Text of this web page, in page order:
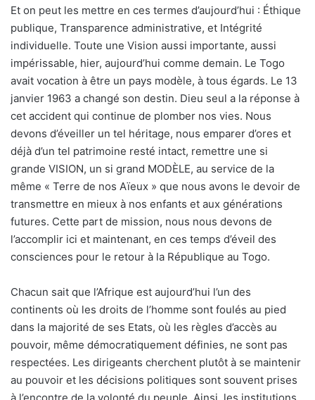
Et on peut les mettre en ces termes d’aujourd’hui : Éthique
publique, Transparence administrative, et Intégrité
individuelle. Toute une Vision aussi importante, aussi
impérissable, hier, aujourd’hui comme demain. Le Togo
avait vocation à être un pays modèle, à tous égards. Le 13
janvier 1963 a changé son destin. Dieu seul a la réponse à
cet accident qui continue de plomber nos vies. Nous
devons d’éveiller un tel héritage, nous emparer d’ores et
déjà d’un tel patrimoine resté intact, remettre une si
grande VISION, un si grand MODÈLE, au service de la
même « Terre de nos Aïeux » que nous avons le devoir de
transmettre en mieux à nos enfants et aux générations
futures. Cette part de mission, nous nous devons de
l’accomplir ici et maintenant, en ces temps d’éveil des
consciences pour le retour à la République au Togo.
Chacun sait que l’Afrique est aujourd’hui l’un des
continents où les droits de l’homme sont foulés au pied
dans la majorité de ses Etats, où les règles d’accès au
pouvoir, même démocratiquement définies, ne sont pas
respectées. Les dirigeants cherchent plutôt à se maintenir
au pouvoir et les décisions politiques sont souvent prises